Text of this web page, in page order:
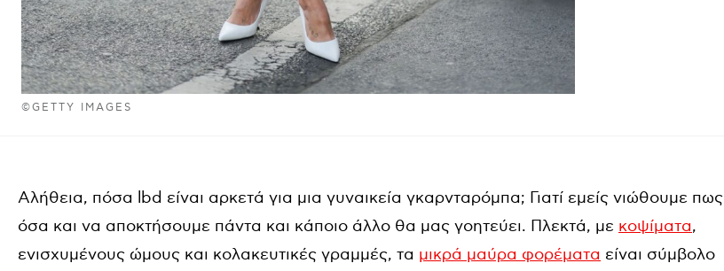
©GETTY IMAGES
Αλήθεια, πόσα lbd είναι αρκετά για μια γυναικεία γκαρνταρόμπα; Γιατί εμείς νιώθουμε πως
όσα και να αποκτήσουμε πάντα και κάποιο άλλο θα μας γοητεύει. Πλεκτά, με κοψίματα,
ενισχυμένους ώμους και κολακευτικές γραμμές, τα μικρά μαύρα φορέματα είναι σύμβολο